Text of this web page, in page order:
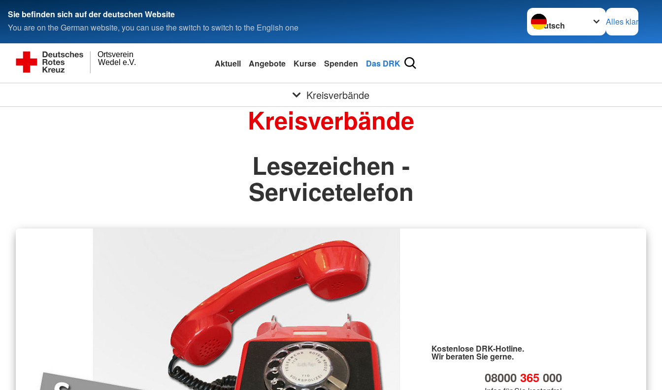
Sie befinden sich auf der deutschen Website
You are on the German website, you can use the switch to switch to the English one
Sprache wechseln zu
Alles klar
Wedel e.V.
Ortsverein
Aktuell Angebote Kurse Spenden Das DRK
Kreisverbände
Kreisverbände
Lesezeichen -
Servicetelefon
Kostenlose DRK-Hotline.
Wir beraten Sie gerne.
08000 365000